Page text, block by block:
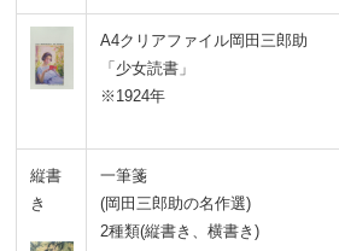
A4クリアファイル岡田三郎助
「少女読書」
※1924年
縦書
き
一筆箋
(岡田三郎助の名作選)
2種類(縦書き、横書き)